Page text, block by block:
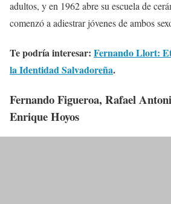
adultos, y en 1962 abre su escuela de
comenzó a adiestrar jóvenes de ambos
Te podría interesar: Fernando Llort:
la Identidad Salvadoreña.
Fernando Figueroa, Rafael
Enrique Hoyos